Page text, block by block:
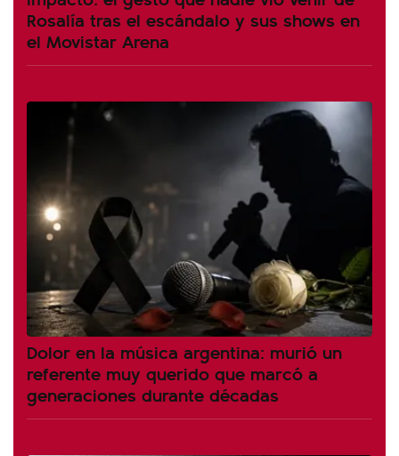
Rosalía tras el escándalo y sus shows en
el Movistar Arena
Dolor en la música argentina: murió un
referente muy querido que marcó a
generaciones durante décadas